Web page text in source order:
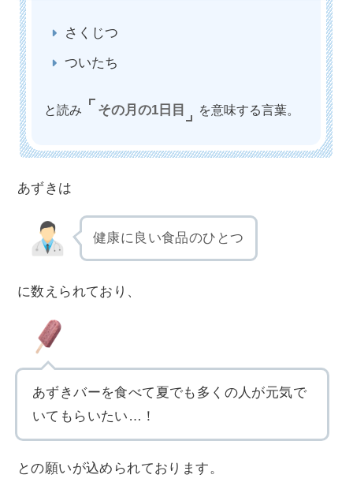
さくじつ
ついたち
と読み その月の1日目 を意味する言葉。
あずきは
健康に良い食品のひとつ
に数えられており、
あずきバーを食べて夏でも多くの人が元気で
いてもらいたい…！
との願いが込められております。